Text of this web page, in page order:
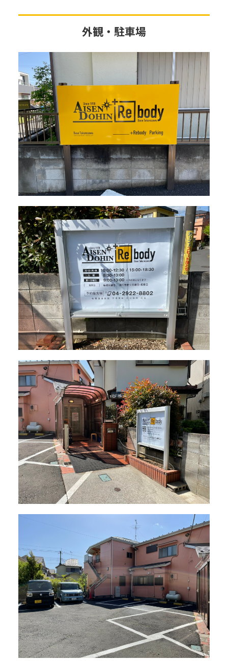
外観・駐車場